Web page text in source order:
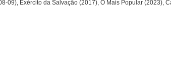
09), Exército da Salvação (2017), O Mais Popular (2023),